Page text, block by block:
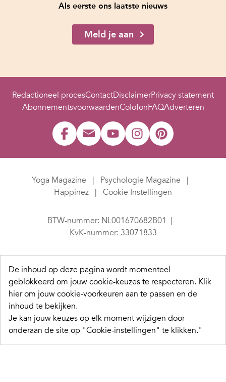
Als eerste ons laatste nieuws
Meld je aan
Redactioneel procesContactDisclaimerPrivacy statement
AbonnementsvoorwaardenColofonFAQAdverteren
Yoga Magazine
Psychologie Magazine
Happinez
Cookie Instellingen
BTW-nummer: NL001670682B01
KvK-nummer: 33071833
De inhoud op deze pagina wordt momenteel
geblokkeerd om jouw cookie-keuzes te respecteren. Klik
hier om jouw cookie-voorkeuren aan te passen en de
inhoud te bekijken.
Je kan jouw keuzes op elk moment wijzigen door
onderaan de site op "Cookie-instellingen" te klikken."